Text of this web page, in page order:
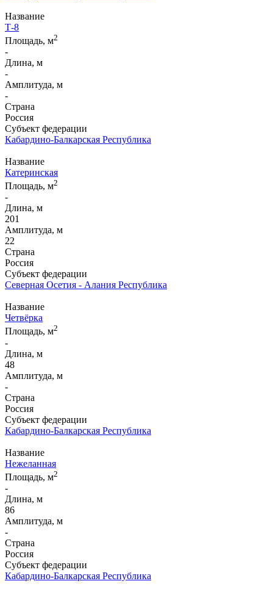
Название
Т-8
Площадь, м2
-
Длина, м
-
Амплитуда, м
-
Страна
Россия
Субъект федерации
Кабардино-Балкарская Республика
Название
Катеринская
Площадь, м2
-
Длина, м
201
Амплитуда, м
22
Страна
Россия
Субъект федерации
Северная Осетия - Алания Республика
Название
Четвёрка
Площадь, м2
-
Длина, м
48
Амплитуда, м
-
Страна
Россия
Субъект федерации
Кабардино-Балкарская Республика
Название
Нежеланная
Площадь, м2
-
Длина, м
86
Амплитуда, м
-
Страна
Россия
Субъект федерации
Кабардино-Балкарская Республика